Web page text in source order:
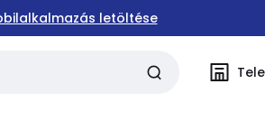
letöltése